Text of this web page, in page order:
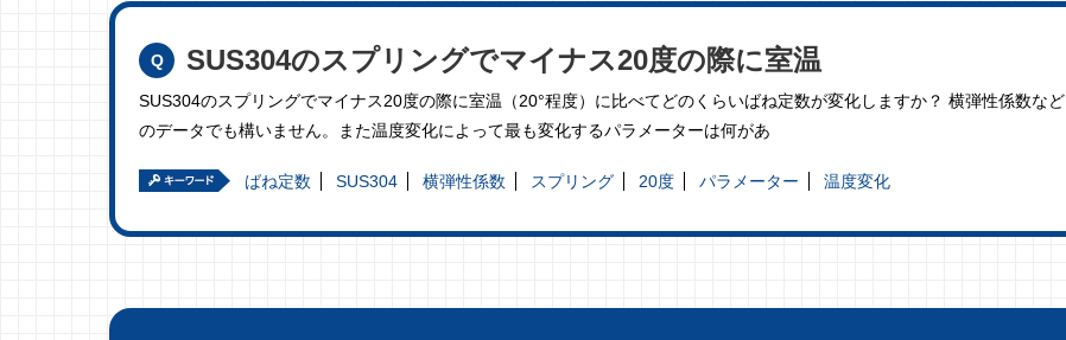
SUS304のスプリングでマイナス20度の際に室温
SUS304のスプリングでマイナス20度の際に室温（20°程度）に比べてどのくらいばね定数が変化しますか？ 横弾性係数など
のデータでも構いません。また温度変化によって最も変化するパラメーターは何があ
ばね定数 SUS304 横弾性係数 スプリング 20度 パラメーター 温度変化